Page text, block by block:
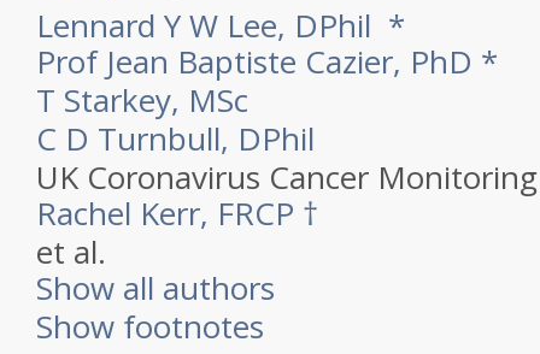
Lennard Y W Lee, DPhil *
Prof Jean Baptiste Cazier, PhD *
T Starkey, MSc
C D Turnbull, DPhil
UK Coronavirus Cancer
Rachel Kerr, FRCP †
et al.
Show all authors
Show footnotes